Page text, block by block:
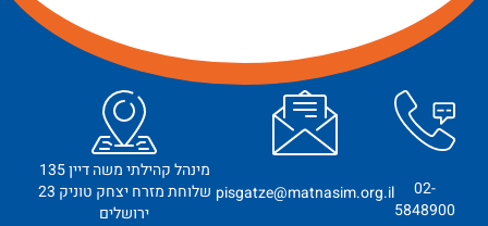
02-
5848900
pisgatze@matnasim.org.il
מינהל קהילתי משה דיין 135
שלוחת מזרח יצחק טוניק 23
ירושלים